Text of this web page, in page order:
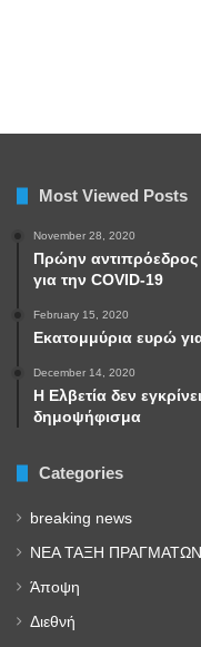
Most Viewed Posts
November 28, 2020
Πρώην αντιπρόεδρος
για την COVID-19
February 15, 2020
Εκατομμύρια ευρώ
December 14, 2020
Η Ελβετία δεν
δημοψήφισμα
Categories
breaking news
NEA TAΞΗ ΠΡΑΓΜΑΤΩΝ
Άποψη
Διεθνή